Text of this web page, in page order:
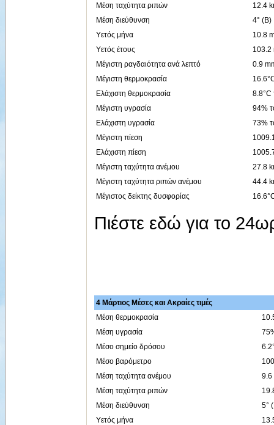
Μέση ταχύτητα ριπών
12.4
Μέση διεύθυνση
4° (Β)
Υετός μήνα
10.8
Υετός έτους
103.2
Μέγιστη ραγδαιότητα ανά λεπτό
0.9
Μέγιστη θερμοκρασία
Ελάχιστη θερμοκρασία
8.8°C
Μέγιστη υγρασία
94%
Ελάχιστη υγρασία
73%
Μέγιστη πίεση
Ελάχιστη πίεση
Μέγιστη ταχύτητα ανέμου
27.8
Μέγιστη ταχύτητα ριπών ανέμου
44.4
Μέγιστος δείκτης δυσφορίας
Πιέστε εδώ για το
4 Μάρτιος Μέσες και Ακραίες τιμές
Μέση θερμοκρασία
Μέση υγρασία
Μέσο σημείο δρόσου
Μέσο βαρόμετρο
Μέση ταχύτητα ανέμου
9.6
Μέση ταχύτητα ριπών
Μέση διεύθυνση
5°
Υετός μήνα